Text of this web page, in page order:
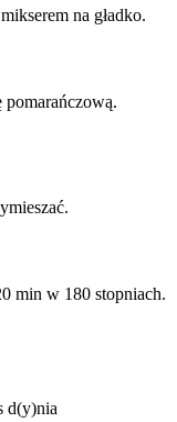
na gładko.
min w 180 stopniach.
d(y)nia